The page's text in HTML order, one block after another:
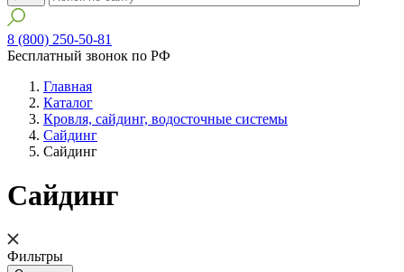
8 (800) 250-50-81
Бесплатный звонок по РФ
Главная
Каталог
Кровля, сайдинг, водосточные системы
Сайдинг
Сайдинг
Сайдинг
Фильтры